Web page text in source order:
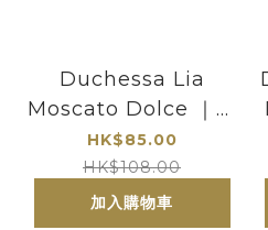
Duchessa Lia
Moscato Dolce ｜荔
枝,柚子味口感
HK$85.00
HK$108.00
加入購物車